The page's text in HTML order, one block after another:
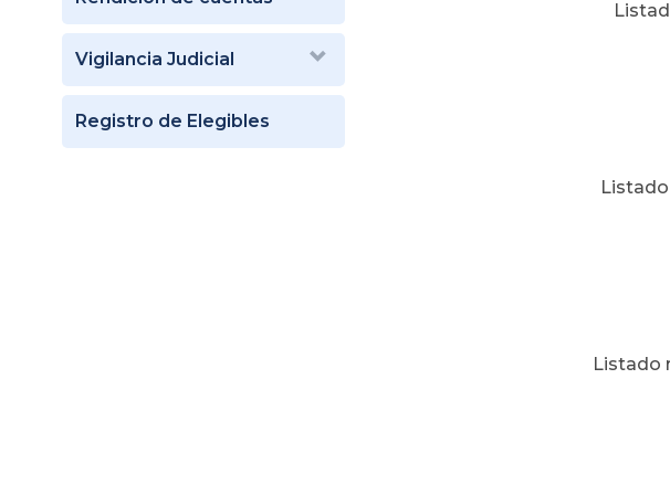
Vigilancia Judicial
Registro de Elegibles
Listado